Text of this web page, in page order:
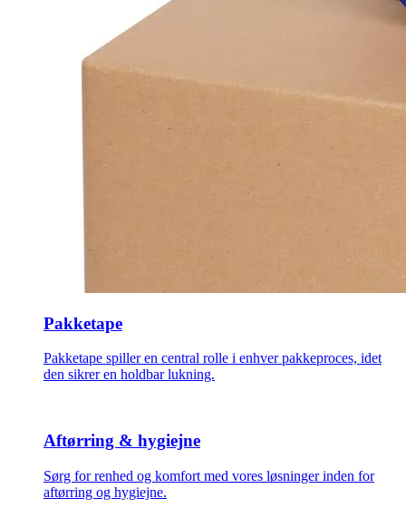
Pakketape
Pakketape spiller en central rolle i enhver pakkeproces, idet
den sikrer en holdbar lukning.
Aftørring & hygiejne
Sørg for renhed og komfort med vores løsninger inden for
aftørring og hygiejne.